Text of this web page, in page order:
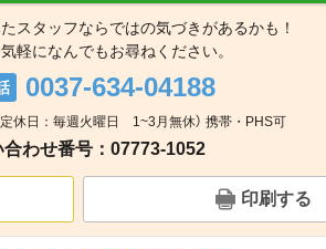
スタッフならではの気づきがあるかも！
軽になんでもお尋ねください。
0037-634-04188
休日：毎週火曜日 1~3月無休） 携帯・PHS可
合わせ番号：07773-1052
印刷する